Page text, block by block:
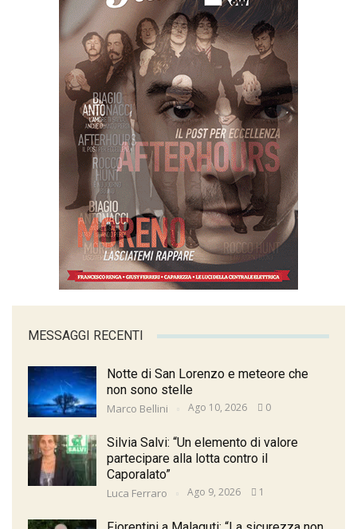
MESSAGGI RECENTI
Notte di San Lorenzo e meteore che
non sono stelle
Marco Bellini Ago 10, 2026 0
Silvia Salvi: “Un elemento di valore
partecipare alla lotta contro il
Caporalato”
Luca Ferraro Ago 9, 2026 1